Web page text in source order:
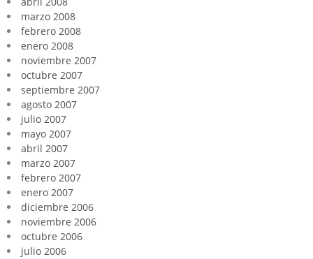
marzo 2008
febrero 2008
enero 2008
noviembre 2007
octubre 2007
septiembre 2007
agosto 2007
julio 2007
mayo 2007
abril 2007
marzo 2007
febrero 2007
enero 2007
diciembre 2006
noviembre 2006
octubre 2006
julio 2006